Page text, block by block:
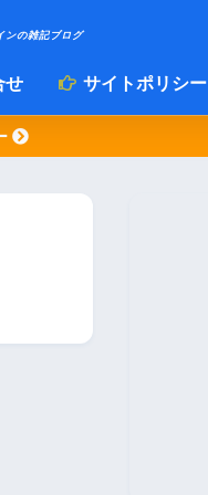
ンの雑記ブログ
せ サイトポリシー